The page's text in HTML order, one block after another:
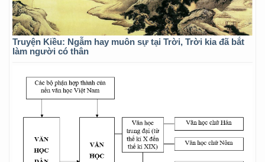
Truyện Kiều: Ngẫm hay muôn sự tại Trời, Trời kia đã bắt
làm người có thân